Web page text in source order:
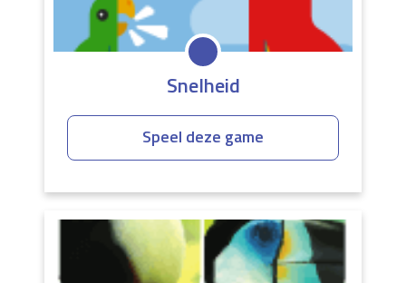
Snelheid
Speel deze game